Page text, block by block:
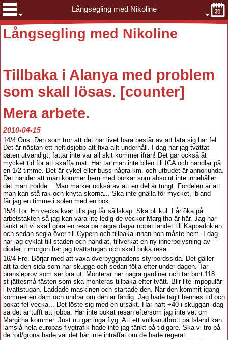
Långsegling med Nikoline
Långsegling med Nikoline
Tillbaka i Alanya med problem
som skall lösas. [counter]
Mera arbete.
2010-04-15
14/4 Ons. Den som tror att det här livet bara består av att lata sig har fel.
Det är nästan ett heltidsjobb att fixa allt underhåll. I dag har jag tvättat
båten utvändigt, fattar inte var all skit kommer ifrån! Det går också åt
mycket tid för att skaffa mat. Här tar man inte bilen till ICA och handlar på
en 1/2-timme. Det är cykel eller buss några km. och utbudet är annorlunda.
Det händer att man kommer hem med burkar som absolut inte innehåller
det man trodde... Man märker också av att en del är tungt. Fördelen är att
man kan stå rak och knyta skorna... Ska inte gnälla för mycket, ibland
får jag en timme i solen med en bok.
15/4 Tor. En vecka kvar tills jag får sällskap. Ska bli kul. Får öka på
arbetstakten så jag kan vara lite ledig de veckor Margitha är här. Jag har
tänkt att vi skall göra en resa på några dagar uppåt landet till Kappadokien
och sedan segla över till Cypern och tillbaka innan hon måste hem. I dag
har jag cyklat till staden och handlat, tillverkat en ny innerbelysning av
dioder, i morgon har jag tvättstugan och skall boka resa.
16/4 Fre. Börjar med att vaxa överbyggnadens styrbordssida. Det gäller
att ta den sida som har skugga och sedan följa efter under dagen. Tar
bränsleprov som ser bra ut. Monterar ner några gardiner och tar bort 118
st jättesmå fästen som ska monteras tillbaka efter tvätt. Blir lite impopulär
i tvättstugan. Laddade maskinen och startade den. När den kommit igång
kommer en dam och undrar om den är färdig. Jag hade tagit hennes tid och
bokat fel vecka... Det löste sig med en ursäkt. Har haft +40 i skuggan idag
så det är tufft att jobba. Har inte bokat resan eftersom jag inte vet om
Margitha kommer. Just nu går inga flyg. Att ett vulkanutbrott på Island kan
lamslå hela europas flygtrafik hade inte jag tänkt på tidigare. Ska vi tro på
de röd/gröna hade väl det här inte inträffat om de hade regerat.